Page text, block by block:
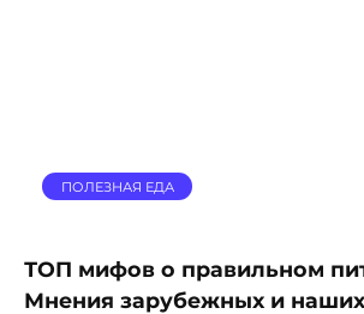
ПОЛЕЗНАЯ ЕДА
ТОП мифов о правильном
Мнения зарубежных и